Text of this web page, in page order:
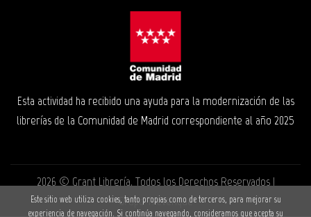
Esta actividad ha recibido una ayuda para la modernización de las
librerías de la Comunidad de Madrid correspondiente al año 2025
2026 ©Grant Librería. Todos los Derechos Reservados |
Grupo Trevenque
Este sitio web utiliza cookies, tanto propias como de terceros, para mejorar su
experiencia de navegación. Si continúa navegando, consideramos que acepta su